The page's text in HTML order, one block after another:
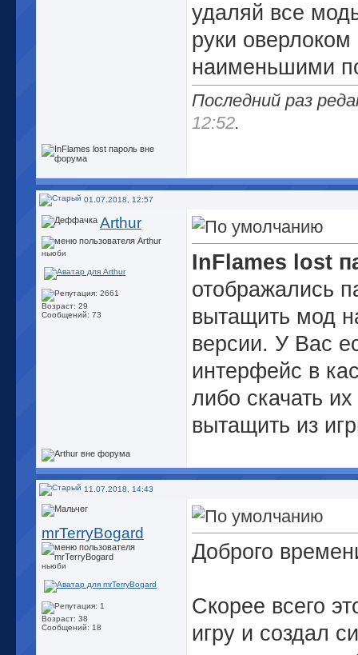
удаляй все
руки
наименьшими
Последний раз
12:52.
01.07.2018, 12:57
Arthur
ньюби
Возраст: 29
Сообщений: 73
InFlames lost
отображались
вытащить мод
версии. У Вас
интерфейс в
либо скачать
вытащить из
11.07.2018, 14:43
mrTerryBogard
ньюби
Возраст: 38
Сообщений: 18
Доброго
Скорее всего
игру и создал